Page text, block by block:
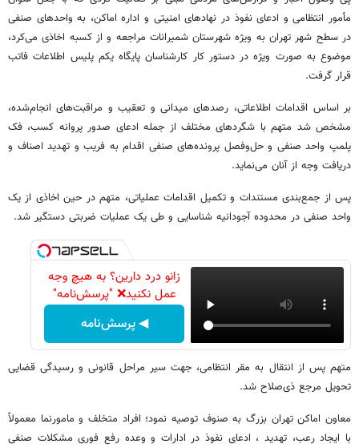
مأمور انتظامی و ادعای نفوذ در نهادهای امنیتی و اداره اماکن، به واحدهای صنفی
در سطح شهر تهران به‌ ویژه شهرستان شمیرانات مراجعه و از کسبه اخاذی می‌کرد،
موضوع به‌ صورت ویژه در دستور کار کارشناسان پایگاه یکم پلیس اطلاعات فاتب
قرار گرفت.
بر اساس اقدامات اطلاعاتی، رصدهای میدانی و تعقیب و مراقبت‌های انجام‌شده،
مشخص شد متهم با شگردهای مختلف از جمله ادعای صدور پروانه کسب، فک
پلمپ واحد صنفی و حل‌وفصل پرونده‌های صنفی اقدام به فریب و تهدید اصناف و
دریافت وجه از آنان می‌نماید.
پس از جمع‌بندی مستندات و تکمیل اقدامات عملیاتی، متهم در حین اخاذی از یک
واحد صنفی در محدوده آجودانیه شناسایی و طی یک عملیات ضربتی دستگیر شد.
زانو درد دارین؟ به هیچ وجه
عمل نکنید❌ "پرسش‌نامه"
◀ پرسش‌نامه
متهم پس از انتقال به مقر انتظامی، جهت سیر مراحل قانونی و رسیدگی قضایی
تحویل مرجع ذی‌صلاح شد.
معاون اماکن تهران بزرگ به صنوف توصیه نمود؛ افراد متخلف و مامورنما معمولاً
با ایجاد رعب، تهدید ، ادعای نفوذ در ادارات و وعده رفع فوری مشکلات صنفی